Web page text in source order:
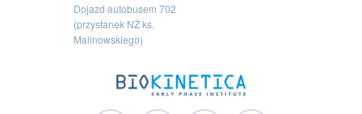
Dojazd autobusem 702
(przystanek NŻ ks.
Malinowskiego)